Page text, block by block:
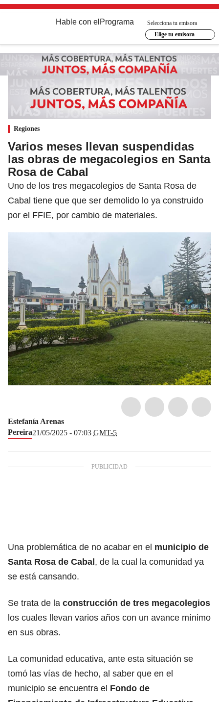
Hable con el Programa
Selecciona tu emisora
Elige tu emisora
Regiones
Varios meses llevan suspendidas
las obras de megacolegios en Santa
Rosa de Cabal
Uno de los tres megacolegios de Santa Rosa de
Cabal tiene que que ser demolido lo ya construido
por el FFIE, por cambio de materiales.
Estefanía Arenas
Pereira21/05/2025 - 07:03 GMT-5
Una problemática de no acabar en el municipio de
Santa Rosa de Cabal, de la cual la comunidad ya
se está cansando.
Se trata de la construcción de tres megacolegios
los cuales llevan varios años con un avance mínimo
en sus obras.
La comunidad educativa, ante esta situación se
tomó las vías de hecho, al saber que en el
municipio se encuentra el Fondo de